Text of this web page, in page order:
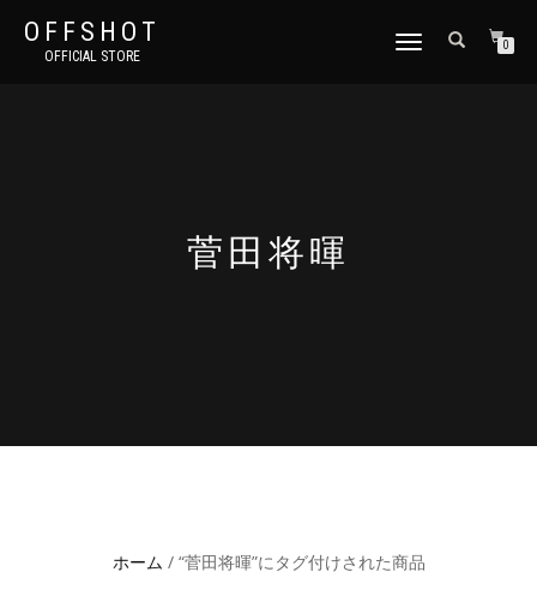
OFFSHOT
OFFICIAL STORE
ナ
0
菅田将暉
ホーム / “菅田将暉”にタグ付けされた商品